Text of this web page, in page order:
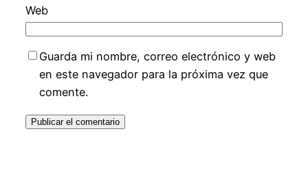
Web
Guarda mi nombre, correo electrónico y web
en este navegador para la próxima vez que
comente.